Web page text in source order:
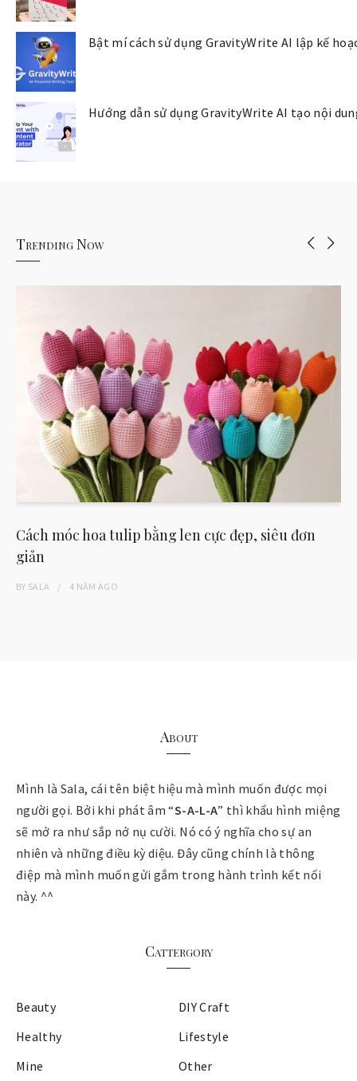
Bật mí cách sử dụng GravityWrite AI lập kế
Hướng dẫn sử dụng GravityWrite AI tạo nội
Trending Now
Cách móc hoa tulip bằng len cực đẹp, siêu đơn
giản
BY SALA 4 NĂM AGO
About
Mình là Sala, cái tên biệt hiệu mà mình muốn được mọi
người gọi. Bởi khi phát âm “S-A-L-A” thì khẩu hình miệng
sẽ mở ra như sắp nở nụ cười. Nó có ý nghĩa cho sự an
nhiên và những điều kỳ diệu. Đây cũng chính là thông
điệp mà mình muốn gửi gắm trong hành trình kết nối
này. ^^
Cattergory
Beauty
DIY Craft
Healthy
Lifestyle
Mine
Other